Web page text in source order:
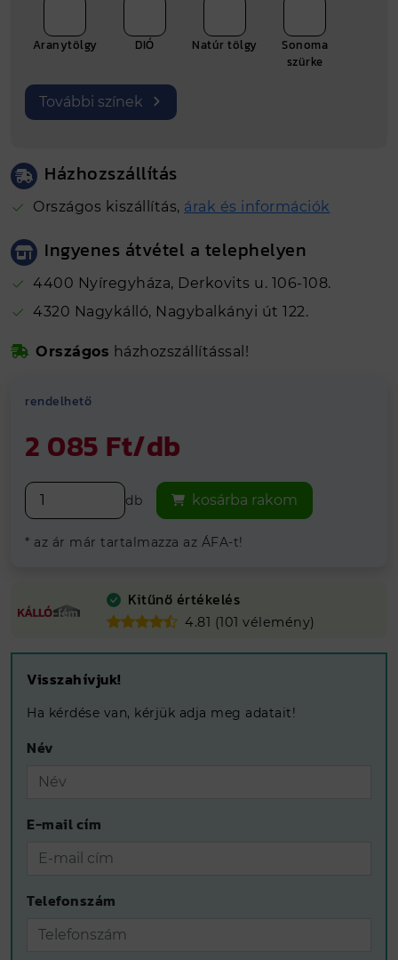
Aranytölgy DIÓ Natúr tölgy
Sonoma
szürke
További színek
Házhozszállítás
Országos kiszállítás, árak és információk
Ingyenes átvétel a telephelyen
4400 Nyíregyháza, Derkovits u. 106-108.
4320 Nagykálló, Nagybalkányi út 122.
Gyártási hely Nyíregyháza
Országos házhozszállítással!
Vegye át
rendelhető
2 085 Ft/db
db kosárba rakom
* az ár már tartalmazza az ÁFA-t!
Kitűnő értékelés
4.81 (101 vélemény)
Visszahívjuk!
Ha kérdése van, kérjük adja meg adatait!
Név
E-mail cím
Telefonszám